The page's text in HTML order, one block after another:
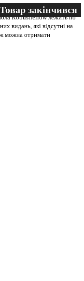
носіях. В магазині
Robustfellow лежить по
видань, які відсутні на
можна отримати
Товар закінчився
Товар закінчився
Товар закінчився